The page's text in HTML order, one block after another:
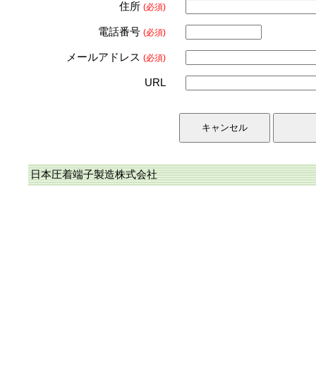
住所 (必須)
電話番号 (必須)
メールアドレス (必須)
URL
日本圧着端子製造株式会社